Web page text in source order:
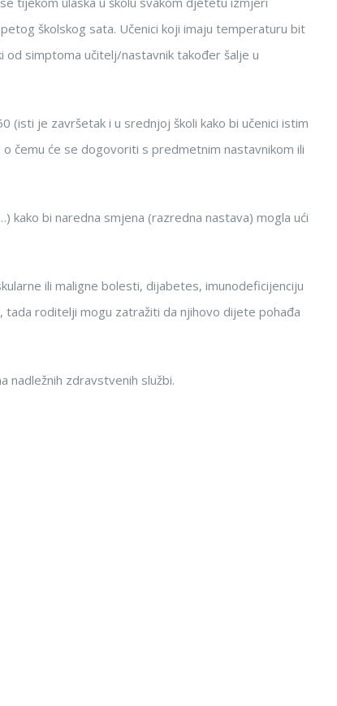
školskog sata. Učenici koji imaju temperaturu bit
simptoma učitelj/nastavnik također šalje u
(isti je završetak i u srednjoj školi kako bi učenici istim
čemu će se dogovoriti s predmetnim nastavnikom ili
kako bi naredna smjena (razredna nastava) mogla ući
ili maligne bolesti, dijabetes, imunodeficijenciju
tada roditelji mogu zatražiti da njihovo dijete pohađa
nadležnih zdravstvenih službi.